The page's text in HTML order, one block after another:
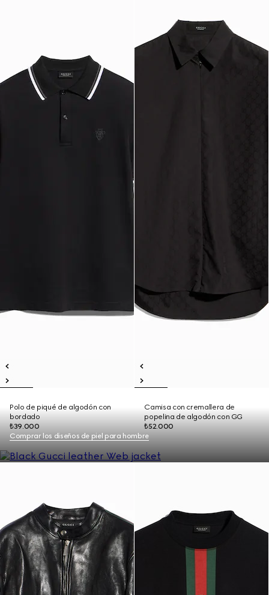
Polo de piqué de algodón con
bordado
₺39.000
Camisa con cremallera de
popelina de algodón con GG
₺52.000
Comprar los diseños de piel para hombre